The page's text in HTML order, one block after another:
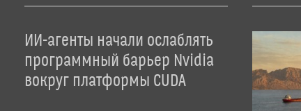
ИИ-агенты начали ослаблять
программный барьер Nvidia
вокруг платформы CUDA